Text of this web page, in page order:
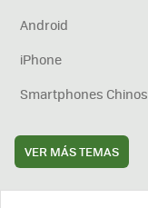
Android
iPhone
Smartphones Chinos
VER MÁS TEMAS